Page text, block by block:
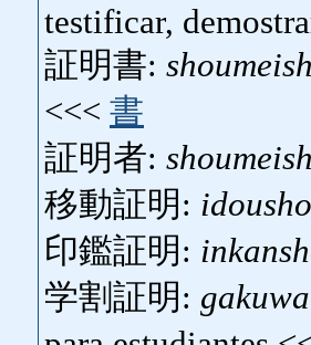
testificar,
証明書:
<<< 書
証明者:
移動証明:
印鑑証明:
学割証明: